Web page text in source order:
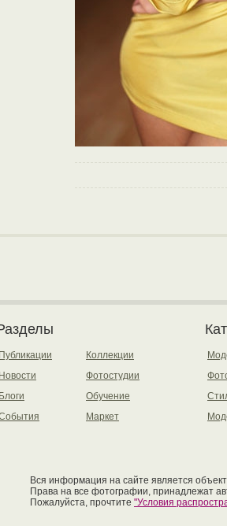
Публикации
Новости
Блоги
Коллекции
Фотостудии
Обучение
Маркет
Вся информация на сайте является
Права на все фотографии, принадлежат
Пожалуйста, прочтите "Условия